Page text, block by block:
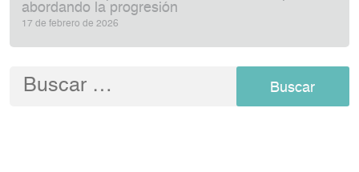
abordando la progresión
17 de febrero de 2026
Buscar: